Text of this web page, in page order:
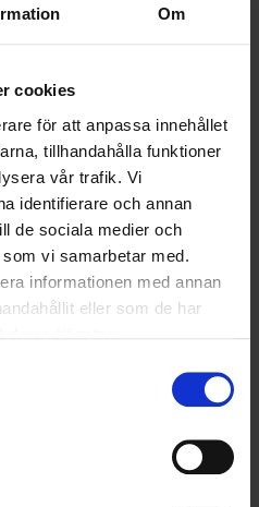
Om
cookies
för att anpassa innehållet
tillhandahålla funktioner
vår trafik. Vi
identifierare och annan
de sociala medier och
vi samarbetar med.
informationen med annan
eller som de har
din verksamhet när det kommer till
SKRIVEN AV
Persson
sina många år i branschen och
Anders sin kunskap på
är dessutom säkerhetsrådgivare